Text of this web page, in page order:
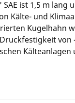
SAE ist 1,5 m lang
Kälte- und
Kugelhahn
von
Kälteanlagen